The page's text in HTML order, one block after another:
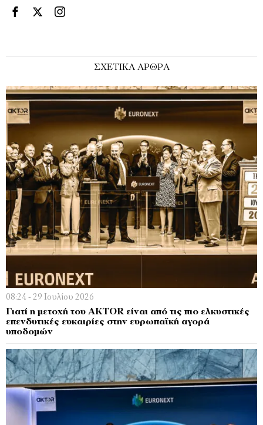
ΣΧΕΤΙΚΑ ΑΡΘΡΑ
08:24 - 29 Ιουλίου 2026
Γιατί η μετοχή του AKTOR είναι από τις πιο ελκυστικές
επενδυτικές ευκαιρίες στην ευρωπαϊκή αγορά
υποδομών